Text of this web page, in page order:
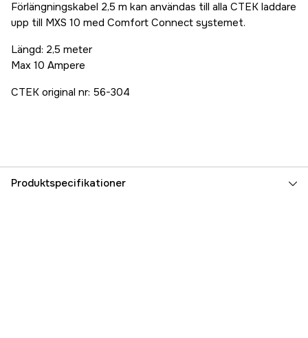
Förlängningskabel 2,5 m kan användas till alla CTEK laddare
upp till MXS 10 med Comfort Connect systemet.
Längd: 2,5 meter
Max 10 Ampere
CTEK original nr: 56-304
Produktspecifikationer